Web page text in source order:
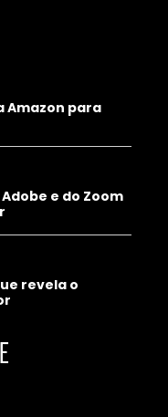
Amazon para
e do Zoom
revela o